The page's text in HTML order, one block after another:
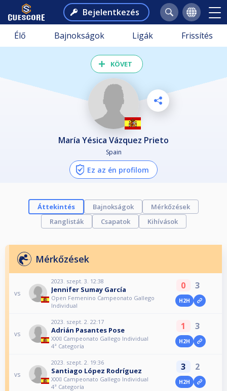
Bejelentkezés
Élő Bajnokságok Ligák Frissítés
KÖVET
María Yésica Vázquez Prieto
Spain
Ez az én profilom
Áttekintés Bajnokságok
Mérkőzések
Ranglisták
Csapatok Kihívások
Mérkőzések
vs
2023. szept. 3. 12:38
Jennifer Sumay García
Open Femenino Campeonato Gallego
Individual
0 3
H2H
vs
2023. szept. 2. 22:17
Adrián Pasantes Pose
XXXI Campeonato Gallego Individual
4ª Categoría
1 3
H2H
vs
2023. szept. 2. 19:36
Santiago López Rodríguez
XXXI Campeonato Gallego Individual
4ª Categoría
3 2
H2H